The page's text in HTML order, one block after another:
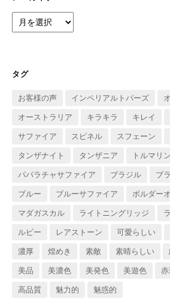
ー
ブ
タグ
お客様の声 インペリアルトパーズ
オーストラリア
キラキラ キレイ
サファイア
スピネル スフェーン
タンザナイト
タンザニア
トルマリン
パパラチャサファイア
ブラジル
ブ
ブルー
ブルーサファイア
ボルダー
マダガスカル
ライトニングリッジ
ルビー
レアストーン 可愛らしい
濃厚
煌めき 素敵 素晴らしい
美品
美濃色 美発色 美遊色
高品質
魅力的 魅惑的